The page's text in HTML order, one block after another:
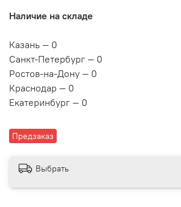
Предзаказ
Наличие на складе
Казань — 0
Санкт-Петербург — 0
Ростов-на-Дону — 0
Краснодар — 0
Екатеринбург — 0
Выбрать